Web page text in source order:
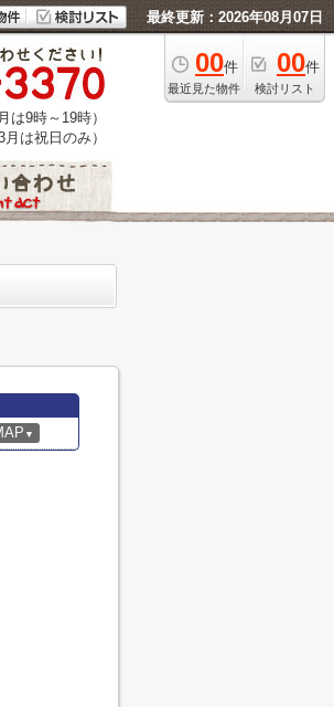
最終更新：2026年08月07日
00件
最近見た物件
00件
検討リスト
は9時～19時）
は祝日のみ）
▼